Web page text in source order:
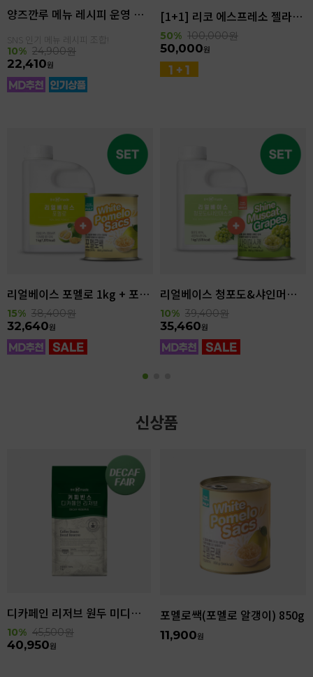
양즈깐루 메뉴 레시피 운영 세트
SNS 인기 메뉴 레시피 조합!
10% 24,900원
22,410원
[1+1] 리코 에스프레소 젤라또 4kg(4.6L)
50% 100,000원
50,000원
리얼베이스 포멜로 1kg + 포멜로쌕 850g SET
15% 38,400원
32,640원
리얼베이스 청포도&샤인머스캣 1kg + 샤인머스캣 850g SET
10% 39,400원
35,460원
신상품
디카페인 리저브 원두 미디엄다크 로스팅 1kg
10% 45,500원
40,950원
포멜로쌕(포멜로 알갱이) 850g
11,900원